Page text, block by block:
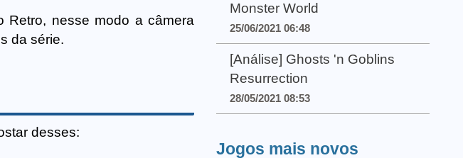
Retro, nesse modo a câmera
da série.
desses:
Monster World
25/06/2021 06:48
[Análise] Ghosts 'n Goblins
Resurrection
28/05/2021 08:53
Jogos mais novos